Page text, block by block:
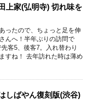
上家(弘明寺) 切れ味を
ったので、ちょっと足を伸
んへ！半年ぶりの訪問で
客5、後客7。入れ替わり
すね！ 去年訪れた時は薄め
しばやん復刻版(渋谷)